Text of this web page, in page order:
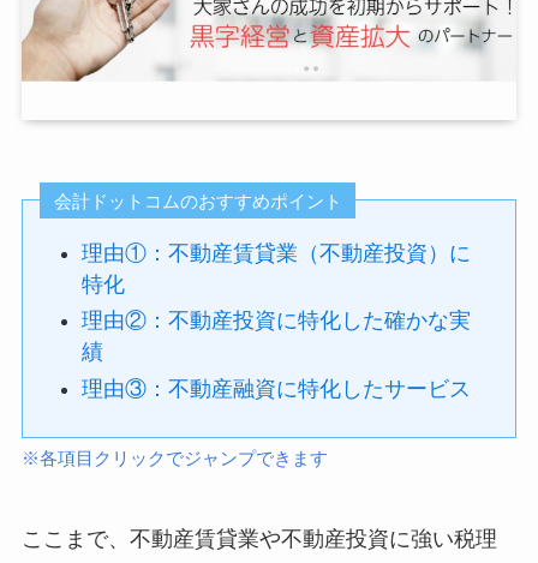
会計ドットコムのおすすめポイント
理由①：不動産賃貸業（不動産投資）に
特化
理由②：不動産投資に特化した確かな実
績
理由③：不動産融資に特化したサービス
※各項目クリックでジャンプできます
ここまで、不動産賃貸業や不動産投資に強い税理